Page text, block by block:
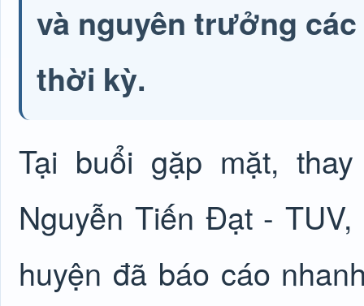
và nguyên trưởng
thời kỳ.
Tại buổi gặp mặt,
Nguyễn Tiến Đạt -
huyện đã báo cáo